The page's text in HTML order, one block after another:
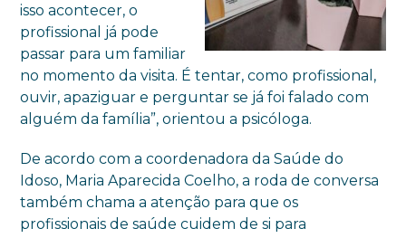
isso acontecer, o
profissional já pode
passar para um familiar
no momento da visita. É tentar, como profissional,
ouvir, apaziguar e perguntar se já foi falado com
alguém da família”, orientou a psicóloga.
De acordo com a coordenadora da Saúde do
Idoso, Maria Aparecida Coelho, a roda de conversa
também chama a atenção para que os
profissionais de saúde cuidem de si para